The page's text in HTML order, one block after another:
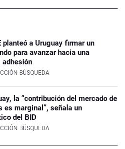
planteó a Uruguay firmar un
para avanzar hacia una
adhesión
BÚSQUEDA
la “contribución del mercado de
es marginal”, señala un
del BID
BÚSQUEDA